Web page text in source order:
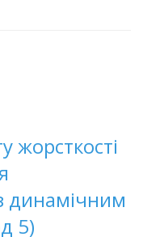
жорсткості
динамічним
5)